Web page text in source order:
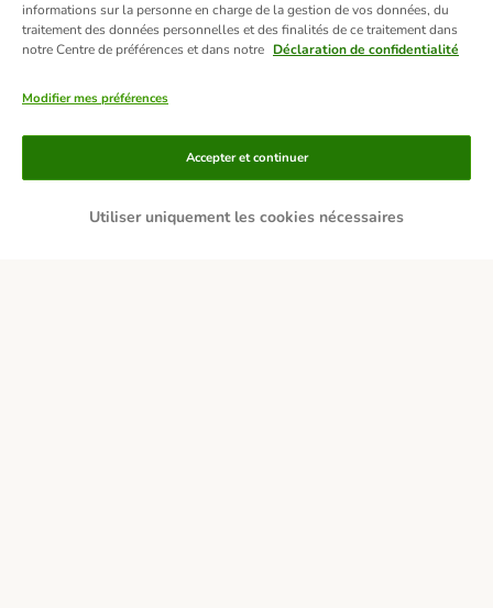
Moyens de paiement
informations sur la personne en charge de la gestion de vos données, du
traitement des données personnelles et des finalités de ce traitement dans
notre Centre de préférences et dans notre Déclaration de confidentialité
Modifier mes préférences
Utiliser uniquement les cookies nécessaires
Accepter et continuer